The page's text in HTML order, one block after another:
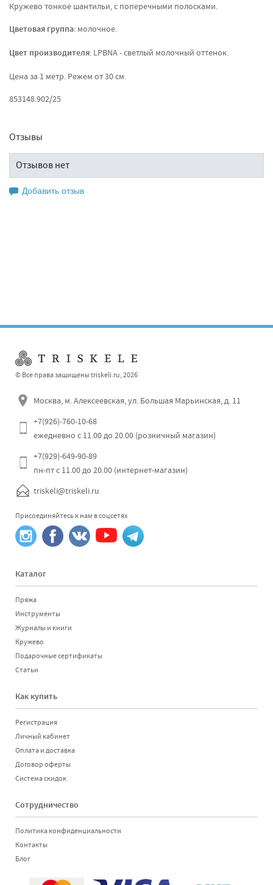
Кружево тонкое шантильи, с поперечными полосками.
Цветовая группа: молочное.
Цвет производителя: LPBNA - светлый молочный оттенок.
Цена за 1 метр. Режем от 30 см.
853148.902/25
Отзывы
Отзывов нет
Добавить отзыв
Отправить
© Все права защищены triskeli.ru, 2026
Москва, м. Алексеевская, ул. Большая Марьинская, д. 11
+7(926)-760-10-68
ежедневно с 11.00 до 20.00 (розничный магазин)
+7(929)-649-90-89
пн-пт с 11.00 до 20.00 (интернет-магазин)
triskeli@triskeli.ru
Присоединяйтесь к нам в соцсетях
Каталог
Пряжа
Инструменты
Журналы и книги
Кружево
Подарочные сертификаты
Статьи
Как купить
Регистрация
Личный кабинет
Оплата и доставка
Договор оферты
Система скидок
Сотрудничество
Политика конфиденциальности
Контакты
Блог